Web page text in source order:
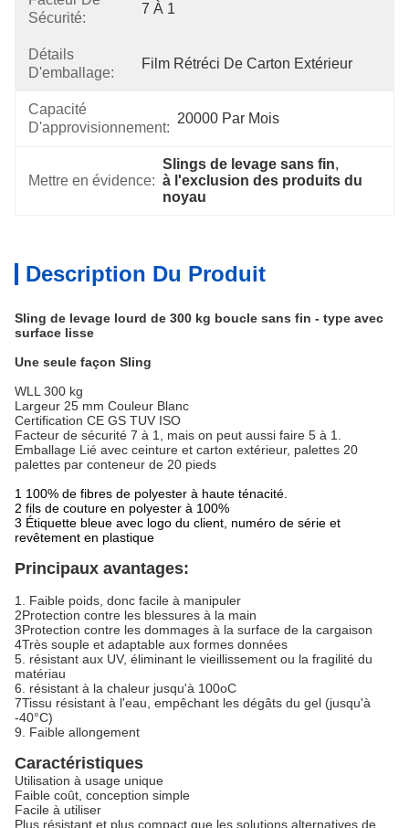
Sécurité:
7 À 1
Détails
D'emballage:
Film Rétréci De Carton Extérieur
Capacité
D'approvisionnement:
20000 Par Mois
Mettre en évidence:
Slings de levage sans fin,
à l'exclusion des produits du
noyau
Description Du Produit
Sling de levage lourd de 300 kg boucle sans fin - type avec
surface lisse
Une seule façon Sling
WLL 300 kg
Largeur 25 mm Couleur Blanc
Certification CE GS TUV ISO
Facteur de sécurité 7 à 1, mais on peut aussi faire 5 à 1.
Emballage Lié avec ceinture et carton extérieur, palettes 20
palettes par conteneur de 20 pieds
1 100% de fibres de polyester à haute ténacité.
2 fils de couture en polyester à 100%
3 Étiquette bleue avec logo du client, numéro de série et
revêtement en plastique
Principaux avantages:
1. Faible poids, donc facile à manipuler
2Protection contre les blessures à la main
3Protection contre les dommages à la surface de la cargaison
4Très souple et adaptable aux formes données
5. résistant aux UV, éliminant le vieillissement ou la fragilité du
matériau
6. résistant à la chaleur jusqu'à 100oC
7Tissu résistant à l'eau, empêchant les dégâts du gel (jusqu'à
-40°C)
9. Faible allongement
Caractéristiques
Utilisation à usage unique
Faible coût, conception simple
Facile à utiliser
Plus résistant et plus compact que les solutions alternatives de